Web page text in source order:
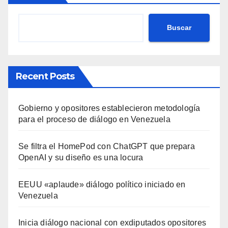
Buscar
Recent Posts
Gobierno y opositores establecieron metodología
para el proceso de diálogo en Venezuela
Se filtra el HomePod con ChatGPT que prepara
OpenAI y su diseño es una locura
EEUU «aplaude» diálogo político iniciado en
Venezuela
Inicia diálogo nacional con exdiputados opositores